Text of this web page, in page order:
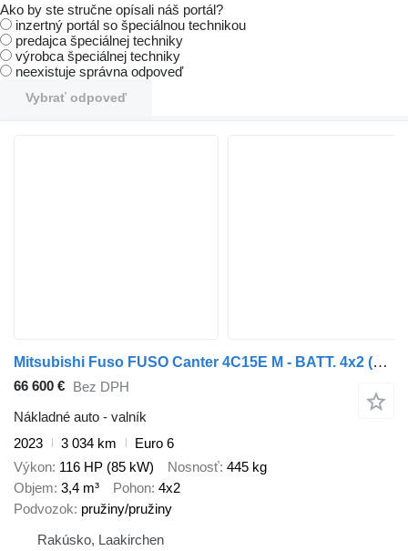
Ako by ste stručne opísali náš portál?
inzertný portál so špeciálnou technikou
predajca špeciálnej techniky
výrobca špeciálnej techniky
neexistuje správna odpoveď
Vybrať odpoveď
Mitsubishi Fuso FUSO Canter 4C15E M - BATT. 4x2 (15150G4005)
66 600 € Bez DPH
Nákladné auto - valník
2023
3 034 km
Euro 6
Výkon 116 HP (85 kW) Nosnosť 445 kg
Objem 3,4 m³ Pohon 4x2
Podvozok pružiny/pružiny
Rakúsko, Laakirchen